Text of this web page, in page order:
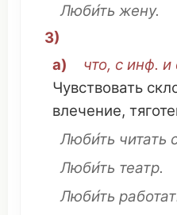
Люби́ть жену.
3)
а)
что, с инф. и
Чувствовать
влечение,
Люби́ть читать
Люби́ть театр.
Люби́ть